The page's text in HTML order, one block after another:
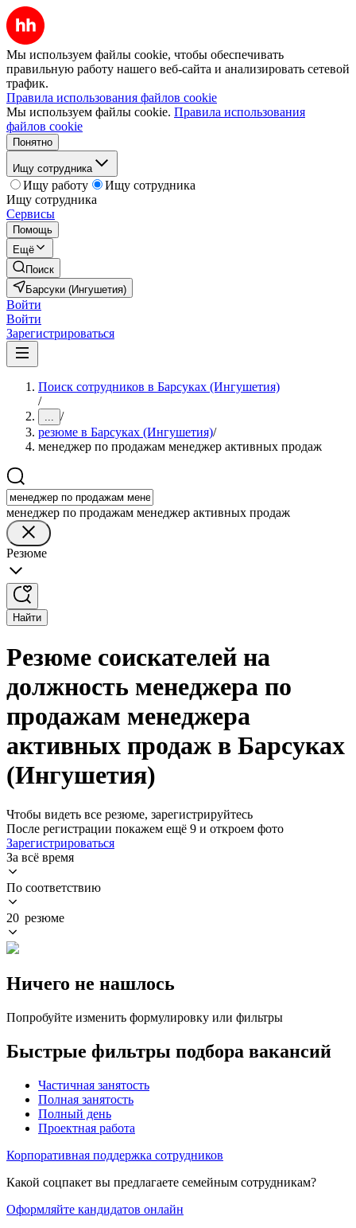
Мы используем файлы cookie, чтобы обеспечивать
правильную работу нашего веб-сайта и анализировать сетевой
трафик.
Правила использования файлов cookie
Мы используем файлы cookie. Правила использования
файлов cookie
Понятно
Ищу сотрудника
Ищу работу
Ищу сотрудника
Ищу сотрудника
Сервисы
Помощь
Ещё
Поиск
Барсуки (Ингушетия)
Войти
Войти
Зарегистрироваться
Поиск сотрудников в Барсуках (Ингушетия)
/
... /
резюме в Барсуках (Ингушетия)/
менеджер по продажам менеджер активных продаж
менеджер по продажам менеджер активных продаж
Резюме
Найти
Резюме соискателей на
должность менеджера по
продажам менеджера
активных продаж в Барсуках
(Ингушетия)
Чтобы видеть все резюме, зарегистрируйтесь
После регистрации покажем ещё 9 и откроем фото
Зарегистрироваться
За всё время
По соответствию
20 резюме
Ничего не нашлось
Попробуйте изменить формулировку или фильтры
Быстрые фильтры подбора вакансий
Частичная занятость
Полная занятость
Полный день
Проектная работа
Корпоративная поддержка сотрудников
Какой соцпакет вы предлагаете семейным сотрудникам?
Оформляйте кандидатов онлайн